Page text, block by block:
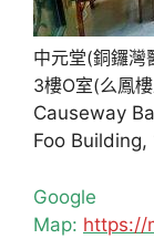
中元堂(銅鑼灣
3樓O室(么鳳
Causeway
Foo
Google
Map: https://